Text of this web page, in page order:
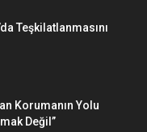
Teşkilatlanmasını
Korumanın Yolu
Değil”